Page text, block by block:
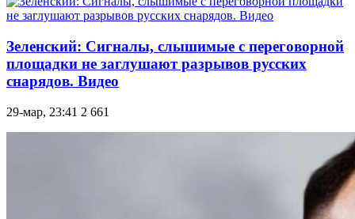
Зеленский: Сигналы, слышимые с переговорной
площадки не заглушают разрывов русских
снарядов. Видео
29-мар, 23:41 2 661